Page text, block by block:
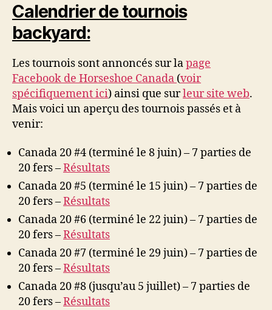
Calendrier de tournois
backyard:
Les tournois sont annoncés sur lapage
Facebook de Horseshoe Canada (voir
spécifiquement ici) ainsi que surleur site web.
Mais voici un aperçu des tournois passés et à
venir:
Canada 20 #4 (terminé le 8 juin) – 7 parties de
20 fers –Résultats
Canada 20 #5 (terminé le 15 juin) – 7 parties de
20 fers –Résultats
Canada 20 #6 (terminé le 22 juin) – 7 parties de
20 fers –Résultats
Canada 20 #7 (terminé le 29 juin) – 7 parties de
20 fers –Résultats
Canada 20 #8 (jusqu’au 5 juillet) – 7 parties de
20 fers –Résultats